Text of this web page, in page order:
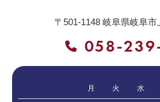
〒501-1148岐阜県岐阜市
058-
月 火 水